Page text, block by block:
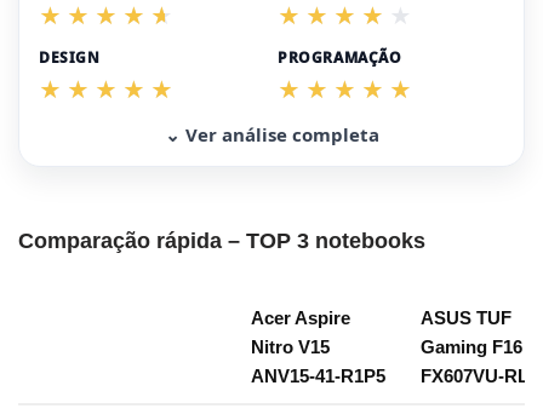
DESIGN PROGRAMAÇÃO
⌄ Ver análise completa
Comparação rápida – TOP 3 notebooks
Acer Aspire
Nitro V15
ANV15-41-R1P5
ASUS TUF
Gaming F16
FX607VU-